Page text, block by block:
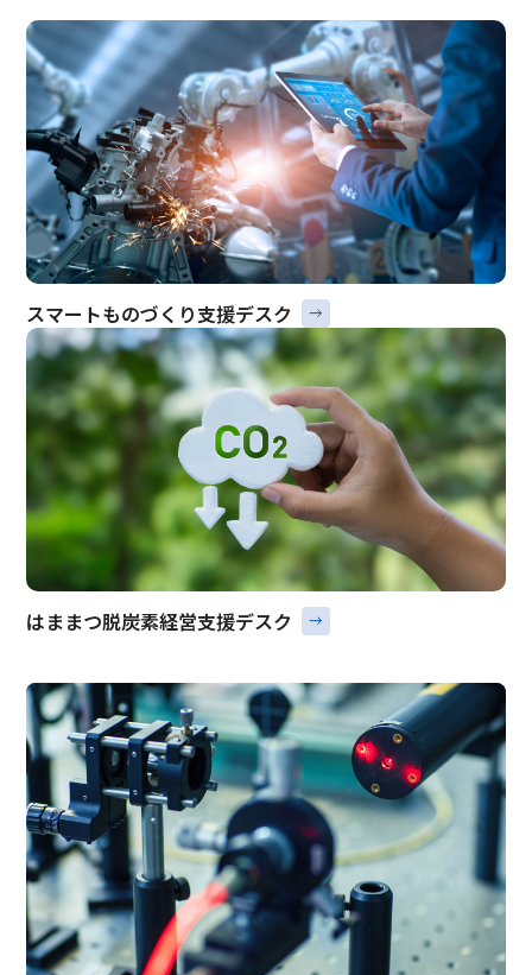
スマートものづくり支援デスク
はままつ脱炭素経営支援デスク